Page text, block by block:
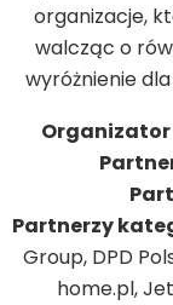
organizacje,
walcząc o
wyróżnienie
Partnerzy
Group, DPD
home.pl,